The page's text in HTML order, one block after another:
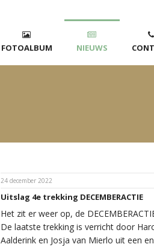
FOTOALBUM NIEUWS
24 december 2022
Uitslag 4e trekking DECEMBERACTIE
Het zit er weer op, de
De laatste trekking is verricht door
Aalderink en Josja van Mierlo uit een